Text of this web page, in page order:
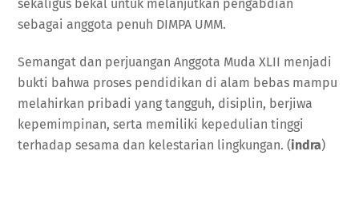
sekaligus bekal untuk melanjutkan pengabdian
sebagai anggota penuh DIMPA UMM.
Semangat dan perjuangan Anggota Muda XLII menjadi
bukti bahwa proses pendidikan di alam bebas mampu
melahirkan pribadi yang tangguh, disiplin, berjiwa
kepemimpinan, serta memiliki kepedulian tinggi
terhadap sesama dan kelestarian lingkungan. (indra)